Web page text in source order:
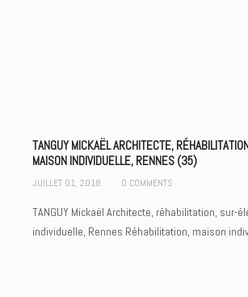
TANGUY MICKAËL ARCHITECTE,
MAISON INDIVIDUELLE, RENNES (35)
JUILLET 01, 2018 0 COMMENTS
TANGUY Mickaël Architecte, réhabilitation, sur-
individuelle, Rennes Réhabilitation, maison